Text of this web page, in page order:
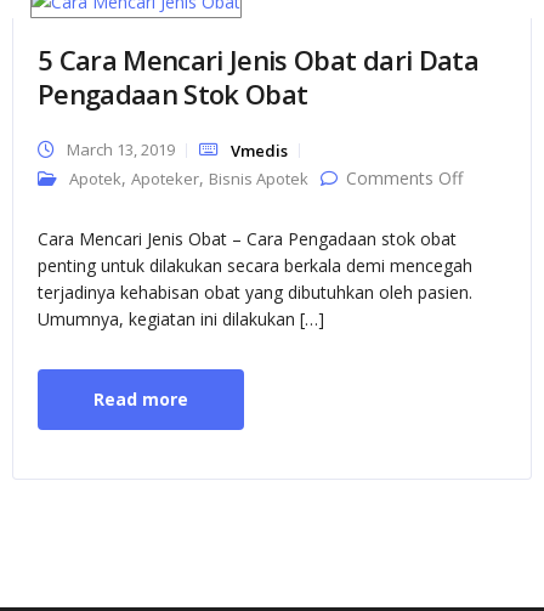
5 Cara Mencari Jenis Obat dari Data
Pengadaan Stok Obat
March 13, 2019
Vmedis
Apotek, Apoteker, Bisnis Apotek Comments Offon 5 Cara
Stok Obat
Cara Mencari Jenis Obat – Cara Pengadaan stok obat
penting untuk dilakukan secara berkala demi mencegah
terjadinya kehabisan obat yang dibutuhkan oleh pasien.
Umumnya, kegiatan ini dilakukan […]
Read more